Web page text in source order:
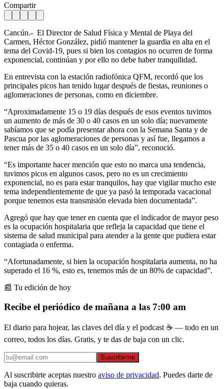
Compartir
Cancún.- El Director de Salud Física y Mental de Playa del
Carmen, Héctor González, pidió mantener la guardia en alta en el
tema del Covid-19, pues si bien los contagios no ocurren de forma
exponencial, continúan y por ello no debe haber tranquilidad.
En entrevista con la estación radiofónica QFM, recordó que los
principales picos han tenido lugar después de fiestas, reuniones o
aglomeraciones de personas, como en diciembre.
“Aproximadamente 15 o 19 días después de esos eventos tuvimos
un aumento de más de 30 o 40 casos en un solo día; nuevamente
sabíamos que se podía presentar ahora con la Semana Santa y de
Pascua por las aglomeraciones de personas y así fue, llegamos a
tener más de 35 o 40 casos en un solo día”, reconoció.
“Es importante hacer mención que esto no marca una tendencia,
tuvimos picos en algunos casos, pero no es un crecimiento
exponencial, no es para estar tranquilos, hay que vigilar mucho este
tema independientemente de que ya pasó la temporada vacacional
porque tenemos esta transmisión elevada bien documentada”.
Agregó que hay que tener en cuenta que el indicador de mayor peso
es la ocupación hospitalaria que refleja la capacidad que tiene el
sistema de salud municipal para atender a la gente que pudiera estar
contagiada o enferma.
“Afortunadamente, si bien la ocupación hospitalaria aumenta, no ha
superado el 16 %, esto es, tenemos más de un 80% de capacidad”.
📰 Tu edición de hoy
Recibe el periódico de mañana a las 7:00 am
El diario para hojear, las claves del día y el podcast ☕ — todo en un
correo, todos los días. Gratis, y te das de baja con un clic.
Suscribirme
Al suscribirte aceptas nuestro aviso de privacidad. Puedes darte de
baja cuando quieras.